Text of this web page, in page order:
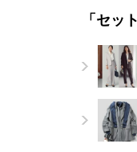
「セッ